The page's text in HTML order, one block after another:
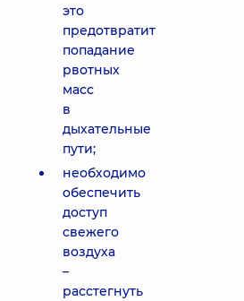
это
предотвратит
попадание
рвотных
масс
в
дыхательные
пути;
необходимо
обеспечить
доступ
свежего
воздуха
–
расстегнуть